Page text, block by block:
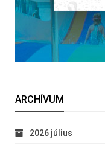
ARCHÍVUM
2026 július